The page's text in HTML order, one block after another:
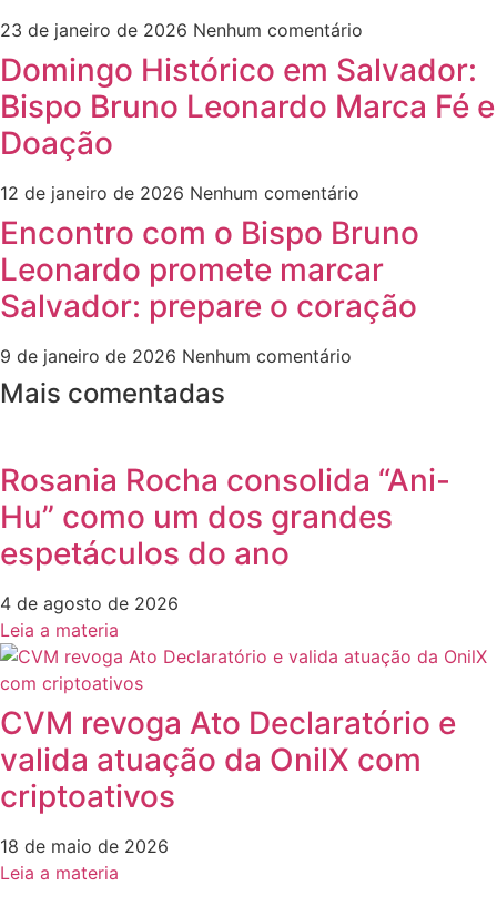
23 de janeiro de 2026 Nenhum comentário
Domingo Histórico em Salvador:
Bispo Bruno Leonardo Marca Fé e
Doação
12 de janeiro de 2026 Nenhum comentário
Encontro com o Bispo Bruno
Leonardo promete marcar
Salvador: prepare o coração
9 de janeiro de 2026 Nenhum comentário
Mais comentadas
Rosania Rocha consolida “Ani-
Hu” como um dos grandes
espetáculos do ano
4 de agosto de 2026
Leia a materia
CVM revoga Ato Declaratório e
valida atuação da OnilX com
criptoativos
18 de maio de 2026
Leia a materia